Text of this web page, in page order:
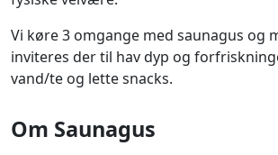
Vi køre 3 omgange med saunagus og
inviteres der til hav dyp og
vand/te og lette snacks.
Om Saunagus